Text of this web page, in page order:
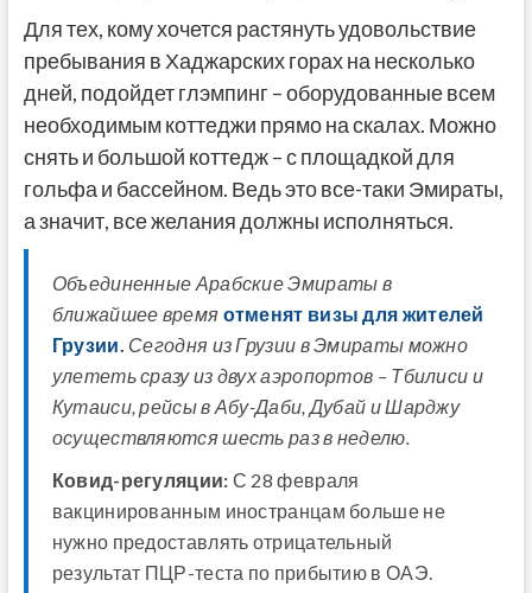
Для тех, кому хочется растянуть удовольствие
пребывания в Хаджарских горах на несколько
дней, подойдет глэмпинг – оборудованные всем
необходимым коттеджи прямо на скалах. Можно
снять и большой коттедж – с площадкой для
гольфа и бассейном. Ведь это все-таки Эмираты,
а значит, все желания должны исполняться.
Объединенные Арабские Эмираты в
ближайшее время отменят визы для жителей
Грузии. Сегодня из Грузии в Эмираты можно
улететь сразу из двух аэропортов – Тбилиси и
Кутаиси, рейсы в Абу-Даби, Дубай и Шарджу
осуществляются шесть раз в неделю.
Ковид-регуляции: С 28 февраля
вакцинированным иностранцам больше не
нужно предоставлять отрицательный
результат ПЦР-теста по прибытию в ОАЭ.